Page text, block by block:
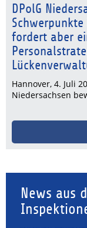
DPolG
fordert aber
Hannover, 4. Juli
Niedersachsen
News aus